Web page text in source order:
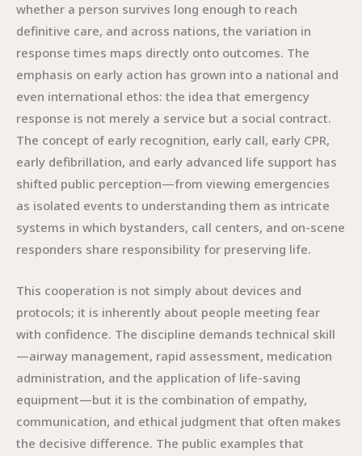
whether a person survives long enough to reach
definitive care, and across nations, the variation in
response times maps directly onto outcomes. The
emphasis on early action has grown into a national and
even international ethos: the idea that emergency
response is not merely a service but a social contract.
The concept of early recognition, early call, early CPR,
early defibrillation, and early advanced life support has
shifted public perception—from viewing emergencies
as isolated events to understanding them as intricate
systems in which bystanders, call centers, and on-scene
responders share responsibility for preserving life.
This cooperation is not simply about devices and
protocols; it is inherently about people meeting fear
with confidence. The discipline demands technical skill
—airway management, rapid assessment, medication
administration, and the application of life-saving
equipment—but it is the combination of empathy,
communication, and ethical judgment that often makes
the decisive difference. The public examples that